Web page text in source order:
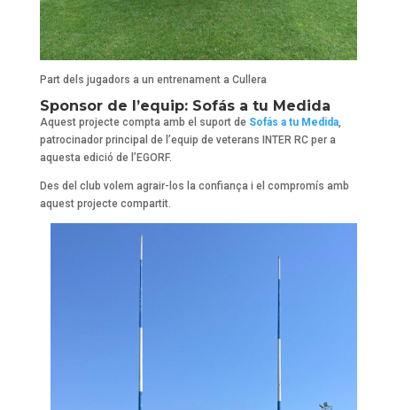
Part dels jugadors a un entrenament a Cullera
Sponsor de l’equip: Sofás a tu Medida
Aquest projecte compta amb el suport de Sofás a tu Medida,
patrocinador principal de l’equip de veterans INTER RC per a
aquesta edició de l’EGORF.
Des del club volem agrair-los la confiança i el compromís amb
aquest projecte compartit.